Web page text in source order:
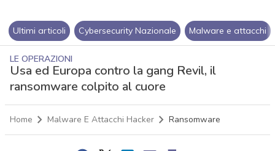
Ultimi articoli Cybersecurity Nazionale Malware e attacchi
LE OPERAZIONI
Usa ed Europa contro la gang Revil, il
ransomware colpito al cuore
Home Malware E Attacchi Hacker Ransomware